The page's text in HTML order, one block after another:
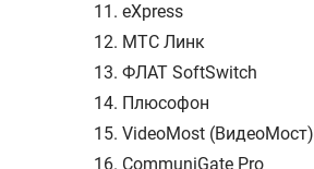
eXpress
МТС Линк
ФЛАТ SoftSwitch
Плюсофон
VideoMost (ВидеоМост)
CommuniGate Pro